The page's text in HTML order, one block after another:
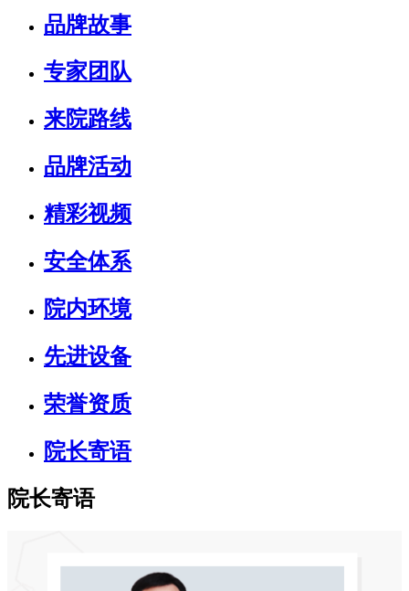
品牌故事
专家团队
来院路线
品牌活动
精彩视频
安全体系
院内环境
先进设备
荣誉资质
院长寄语
院长寄语